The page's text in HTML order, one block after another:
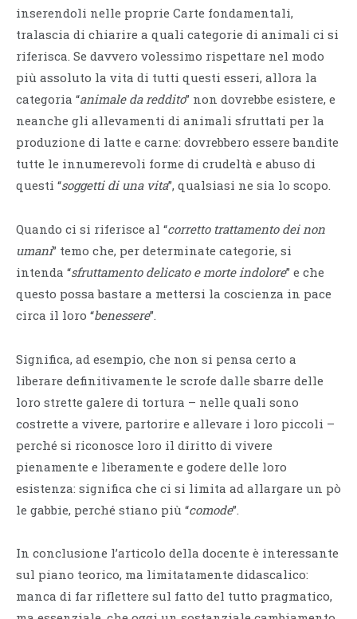
inserendoli nelle proprie Carte fondamentali,
tralascia di chiarire a quali categorie di animali ci si
riferisca. Se davvero volessimo rispettare nel modo
più assoluto la vita di tutti questi esseri, allora la
categoria “animale da reddito” non dovrebbe esistere, e
neanche gli allevamenti di animali sfruttati per la
produzione di latte e carne: dovrebbero essere bandite
tutte le innumerevoli forme di crudeltà e abuso di
questi “soggetti di una vita”, qualsiasi ne sia lo scopo.
Quando ci si riferisce al “corretto trattamento dei non
umani” temo che, per determinate categorie, si
intenda “sfruttamento delicato e morte indolore” e che
questo possa bastare a mettersi la coscienza in pace
circa il loro “benessere”.
Significa, ad esempio, che non si pensa certo a
liberare definitivamente le scrofe dalle sbarre delle
loro strette galere di tortura – nelle quali sono
costrette a vivere, partorire e allevare i loro piccoli –
perché si riconosce loro il diritto di vivere
pienamente e liberamente e godere delle loro
esistenza: significa che ci si limita ad allargare un pò
le gabbie, perché stiano più “comode”.
In conclusione l’articolo della docente è interessante
sul piano teorico, ma limitatamente didascalico:
manca di far riflettere sul fatto del tutto pragmatico,